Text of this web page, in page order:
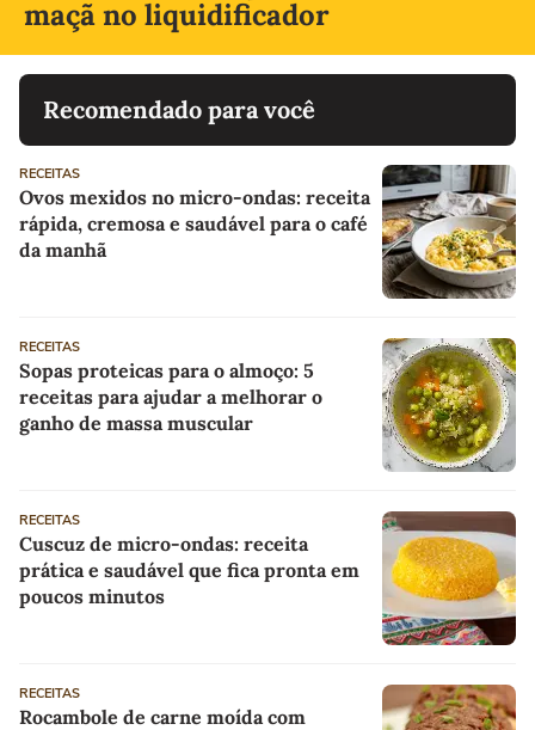
maçã no liquidificador
Recomendado para você
RECEITAS
Ovos mexidos no micro-ondas: receita
rápida, cremosa e saudável para o café
da manhã
RECEITAS
Sopas proteicas para o almoço: 5
receitas para ajudar a melhorar o
ganho de massa muscular
RECEITAS
Cuscuz de micro-ondas: receita
prática e saudável que fica pronta em
poucos minutos
RECEITAS
Rocambole de carne moída com